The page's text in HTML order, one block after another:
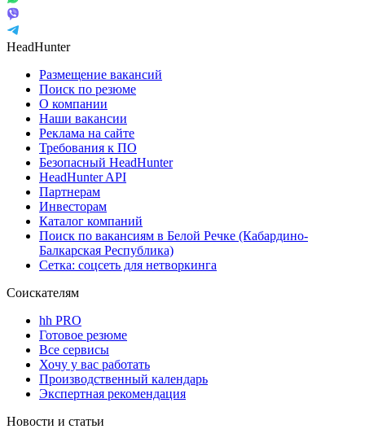
HeadHunter
Размещение вакансий
Поиск по резюме
О компании
Наши вакансии
Реклама на сайте
Требования к ПО
Безопасный HeadHunter
HeadHunter API
Партнерам
Инвесторам
Каталог компаний
Поиск по вакансиям в Белой Речке (Кабардино-
Балкарская Республика)
Сетка: соцсеть для нетворкинга
Соискателям
hh PRO
Готовое резюме
Все сервисы
Хочу у вас работать
Производственный календарь
Экспертная рекомендация
Новости и статьи